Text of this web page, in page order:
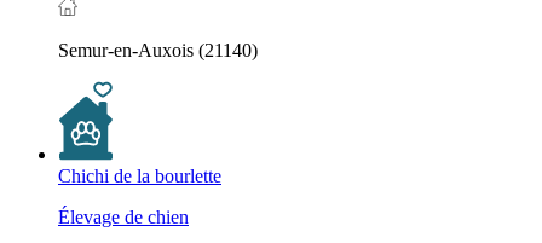
Semur-en-Auxois (21140)
Chichi de la bourlette
Élevage de chien